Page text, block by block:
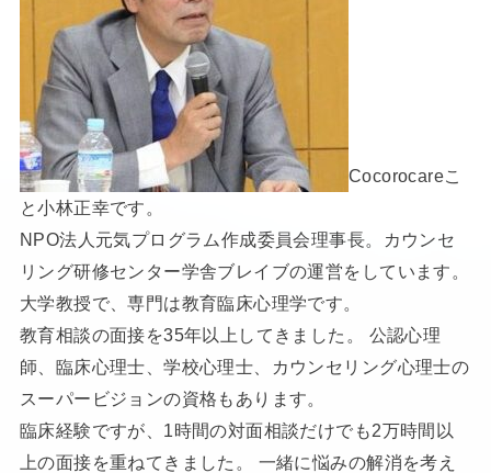
Cocorocareこ
と小林正幸です。
NPO法人元気プログラム作成委員会理事長。カウンセ
リング研修センター学舎ブレイブの運営をしています。
大学教授で、専門は教育臨床心理学です。
教育相談の面接を35年以上してきました。 公認心理
師、臨床心理士、学校心理士、カウンセリング心理士の
スーパービジョンの資格もあります。
臨床経験ですが、1時間の対面相談だけでも2万時間以
上の面接を重ねてきました。 一緒に悩みの解消を考え